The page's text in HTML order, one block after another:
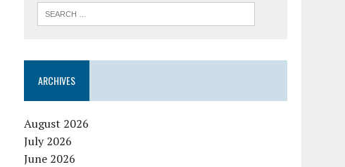
ARCHIVES
August 2026
July 2026
June 2026